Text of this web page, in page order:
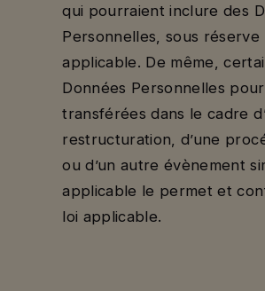
qui pourraient inclure des
Personnelles, sous réserve
applicable. De même,
Données Personnelles
transférées dans le cadre
restructuration, d’une
ou d’un autre évènement
applicable le permet et
loi applicable.